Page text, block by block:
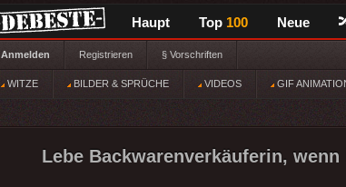
Haupt Top 100 Neue
Anmelden Registrieren § Vorschriften
WITZE BILDER & SPRÜCHE VIDEOS GIF
Lebe Backwarenverkäuferin,